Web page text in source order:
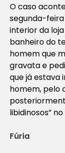
O caso
segunda-
interior da
banheiro do
homem que
gravata e
que já estava
homem, pelo
libidinosos”
Fúria